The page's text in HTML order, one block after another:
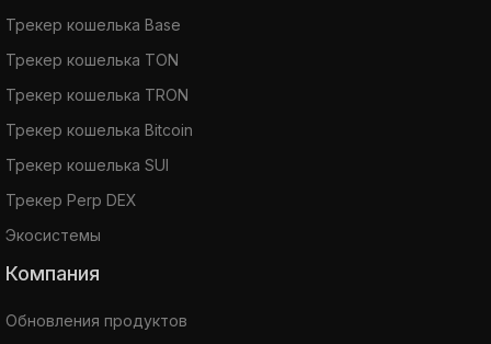
Трекер кошелька Base
Трекер кошелька TON
Трекер кошелька TRON
Трекер кошелька Bitcoin
Трекер кошелька SUI
Трекер Perp DEX
Экосистемы
Компания
Обновления продуктов